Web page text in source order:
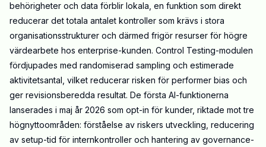
behörigheter och data förblir lokala, en funktion som direkt
reducerar det totala antalet kontroller som krävs i stora
organisationsstrukturer och därmed frigör resurser för högre
värdearbete hos enterprise-kunden. Control Testing-modulen
fördjupades med randomiserad sampling och estimerade
aktivitetsantal, vilket reducerar risken för performer bias och
ger revisionsberedda resultat. De första AI-funktionerna
lanserades i maj år 2026 som opt-in för kunder, riktade mot tre
högnyttoområden: förståelse av riskers utveckling, reducering
av setup-tid för internkontroller och hantering av governance-